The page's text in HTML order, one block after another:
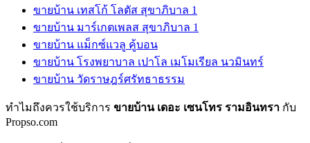
ขายบ้าน เทสโก้ โลตัส สุขาภิบาล 1
ขายบ้าน มาร์เกตเพลส สุขาภิบาล 1
ขายบ้าน แม็กซ์แวลู คู้บอน
ขายบ้าน โรงพยาบาล เปาโล เมโมเรียล นวมินทร์
ขายบ้าน วัดราษฎร์ศรัทธาธรรม
ทำไมถึงควรใช้บริการ ขายบ้าน เดอะ เซนโทร รามอินทรา กับ
Propso.com